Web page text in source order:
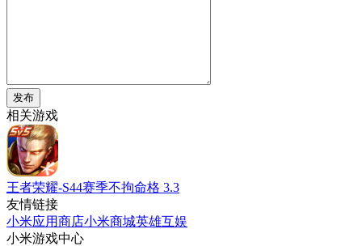
发布
相关游戏
王者荣耀-S44赛季不拘命格 3.3
友情链接
小米应用商店小米商城英雄互娱
小米游戏中心